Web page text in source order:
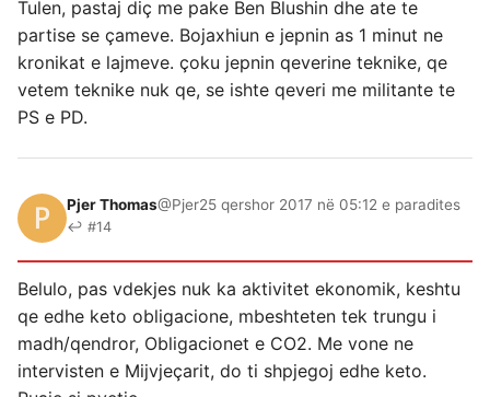
Tulen, pastaj diç me pake Ben Blushin dhe ate te
partise se çameve. Bojaxhiun e jepnin as 1 minut ne
kronikat e lajmeve. çoku jepnin qeverine teknike, qe
vetem teknike nuk qe, se ishte qeveri me militante te
PS e PD.
Pjer Thomas@Pjer25 qershor 2017 në 05:12 e paradites
↩ #14
Belulo, pas vdekjes nuk ka aktivitet ekonomik, keshtu
qe edhe keto obligacione, mbeshteten tek trungu i
madh/qendror, Obligacionet e CO2. Me vone ne
intervisten e Mijvjeçarit, do ti shpjegoj edhe keto.